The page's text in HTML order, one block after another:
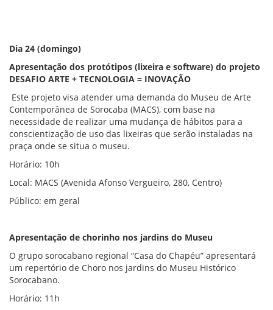
Dia 24 (domingo)
Apresentação dos protótipos (lixeira e software) do projeto
DESAFIO ARTE + TECNOLOGIA = INOVAÇÃO
Este projeto visa atender uma demanda do Museu de Arte
Contemporânea de Sorocaba (MACS), com base na
necessidade de realizar uma mudança de hábitos para a
conscientização de uso das lixeiras que serão instaladas na
praça onde se situa o museu.
Horário: 10h
Local: MACS (Avenida Afonso Vergueiro, 280, Centro)
Público: em geral
Apresentação de chorinho nos jardins do Museu
O grupo sorocabano regional “Casa do Chapéu” apresentará
um repertório de Choro nos jardins do Museu Histórico
Sorocabano.
Horário: 11h